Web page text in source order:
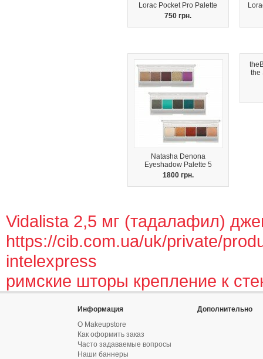
Lorac Pocket Pro Palette
750 грн.
Natasha Denona
Eyeshadow Palette 5
1800 грн.
the
Vidalista 2,5 мг (тадалафил)
https://cib.com.ua/uk/private/
intelexpress
римские шторы крепление к
Информация
О Makeupstore
Как оформить заказ
Часто задаваемые вопросы
Наши баннеры
Дополнительно